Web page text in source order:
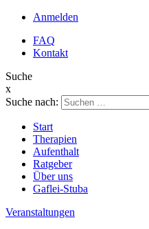
Anmelden
FAQ
Kontakt
Suche
x
Suche nach:
Start
Therapien
Aufenthalt
Ratgeber
Über uns
Gaflei-Stuba
Veranstaltungen